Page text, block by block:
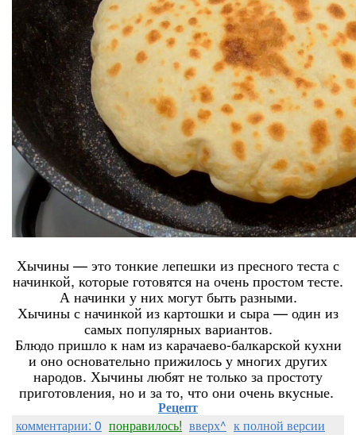
Хычины — это тонкие лепешки из пресного теста с
начинкой, которые готовятся на очень простом тесте.
А начинки у них могут быть разными.
Хычины с начинкой из картошки и сыра — один из
самых популярных вариантов.
Блюдо пришло к нам из карачаево-балкарской кухни
и оно основательно прижилось у многих других
народов. Хычины любят не только за простоту
приготовления, но и за то, что они очень вкусные.
Рецепт
комментарии: 0 понравилось! вверх^ к полной версии